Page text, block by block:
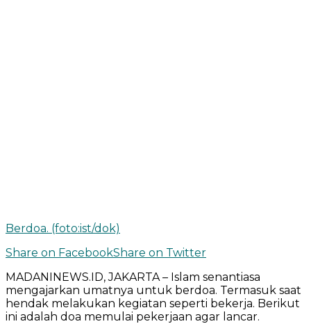
Berdoa. (foto:ist/dok)
Share on FacebookShare on Twitter
MADANINEWS.ID, JAKARTA – Islam senantiasa
mengajarkan umatnya untuk berdoa. Termasuk saat
hendak melakukan kegiatan seperti bekerja. Berikut
ini adalah doa memulai pekerjaan agar lancar.